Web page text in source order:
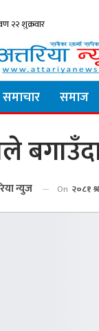
समाचार समाज
न्युज On २०८१